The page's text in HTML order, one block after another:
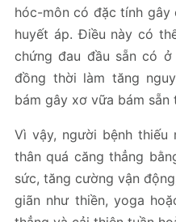
hóc-môn có đặc tính gây
huyết áp. Điều này có
chứng đau đầu sẵn có
đồng thời làm tăng
bám gây xơ vữa bám sẵn
Vì vậy, người bệnh thiếu
thân quá căng thẳng
sức, tăng cường vận
giãn như thiền, yoga